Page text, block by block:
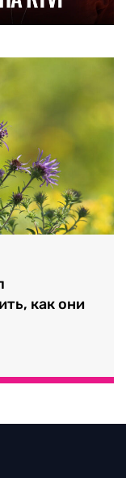
как они